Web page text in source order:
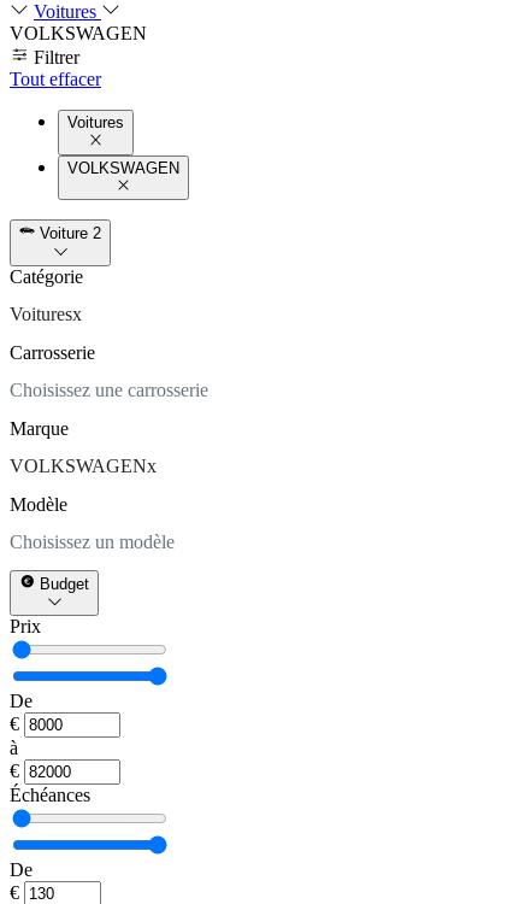
Voitures
VOLKSWAGEN
Filtrer
Tout effacer
Voitures
VOLKSWAGEN
Voiture 2
Catégorie
Voituresx
Carrosserie
Choisissez une carrosserie
Marque
VOLKSWAGENx
Modèle
Choisissez un modèle
Budget
Prix
De
€
à
€
Échéances
De
€